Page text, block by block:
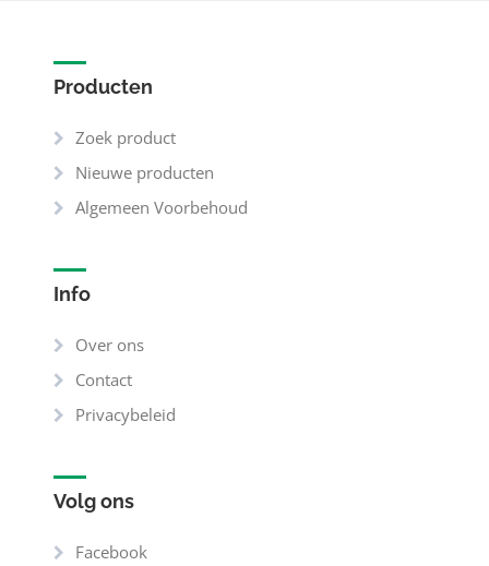
Producten
Zoek product
Nieuwe producten
Algemeen Voorbehoud
Info
Over ons
Contact
Privacybeleid
Volg ons
Facebook